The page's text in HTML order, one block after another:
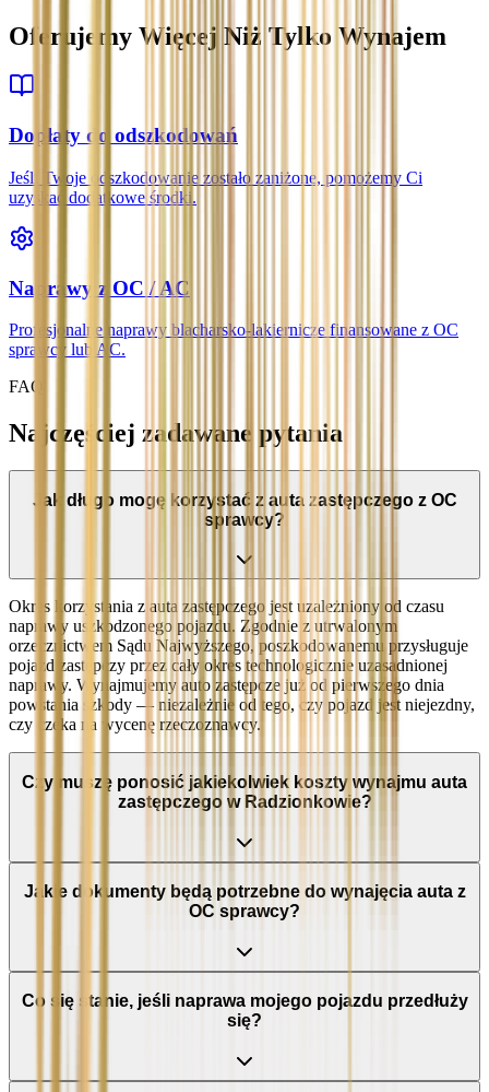
Oferujemy Więcej Niż Tylko Wynajem
Dopłaty do odszkodowań
Jeśli Twoje odszkodowanie zostało zaniżone, pomożemy Ci
uzyskać dodatkowe środki.
Naprawy z OC / AC
Profesjonalne naprawy blacharsko-lakiernicze finansowane z OC
sprawcy lub AC.
FAQ
Najczęściej zadawane pytania
Jak długo mogę korzystać z auta zastępczego z OC
sprawcy?
Okres korzystania z auta zastępczego jest uzależniony od czasu
naprawy uszkodzonego pojazdu. Zgodnie z utrwalonym
orzecznictwem Sądu Najwyższego, poszkodowanemu przysługuje
pojazd zastępczy przez cały okres technologicznie uzasadnionej
naprawy. Wynajmujemy auto zastępcze już od pierwszego dnia
powstania szkody — niezależnie od tego, czy pojazd jest niejezdny,
czy czeka na wycenę rzeczoznawcy.
Czy muszę ponosić jakiekolwiek koszty wynajmu auta
zastępczego w Radzionkowie?
Jakie dokumenty będą potrzebne do wynajęcia auta z
OC sprawcy?
Co się stanie, jeśli naprawa mojego pojazdu przedłuży
się?